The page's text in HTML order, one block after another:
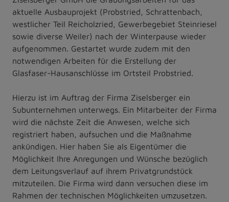
aktuelle Ausbauprojekt (Probstried, Schrattenbach,
westlicher Teil Reicholzried, Gewerbegebiet Steinriesel
sowie diverse Weiler) nach der Winterpause wieder
aufgenommen. Gestartet wurde zudem mit den
notwendigen Arbeiten für die Erstellung der
Glasfaser-Hausanschlüsse im Ortsteil Probstried.
Hierzu ist im Auftrag der Firma Ziselsberger ein
Subunternehmen unterwegs. Ein Mitarbeiter der Firma
wird die nächste Zeit die Anwesen, welche sich
registriert haben, aufsuchen und die Maßnahme
ankündigen. Hier haben Sie als Eigentümer die
Möglichkeit Ihre Anregungen und Wünsche bezüglich
dem Leitungsverlauf auf ihrem Privatgrundstück
mitzuteilen. Die Firma wird dann versuchen diese im
Rahmen der technischen Möglichkeiten umzusetzen.